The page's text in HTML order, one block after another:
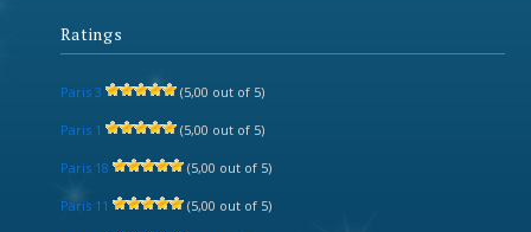
Ratings
Paris 3 (5,00 out of 5)
Paris 1 (5,00 out of 5)
Paris 18 (5,00 out of 5)
Paris 11 (5,00 out of 5)